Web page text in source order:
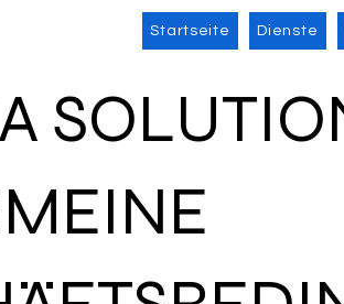
Startseite Dienste